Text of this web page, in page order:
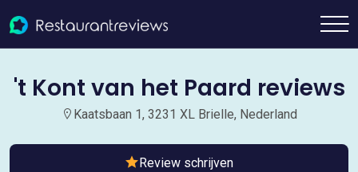
't Kont van het Paard reviews
Kaatsbaan 1, 3231 XL Brielle, Nederland
Review schrijven